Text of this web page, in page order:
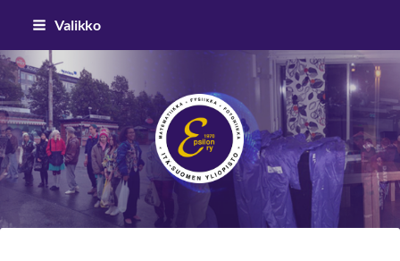
Siirry
sivun
sisältöön
Valikko
Epsilon ry